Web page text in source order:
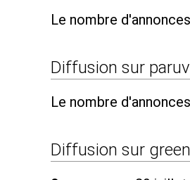
Le nombre
Diffusion sur
Le nombre
Diffusion sur